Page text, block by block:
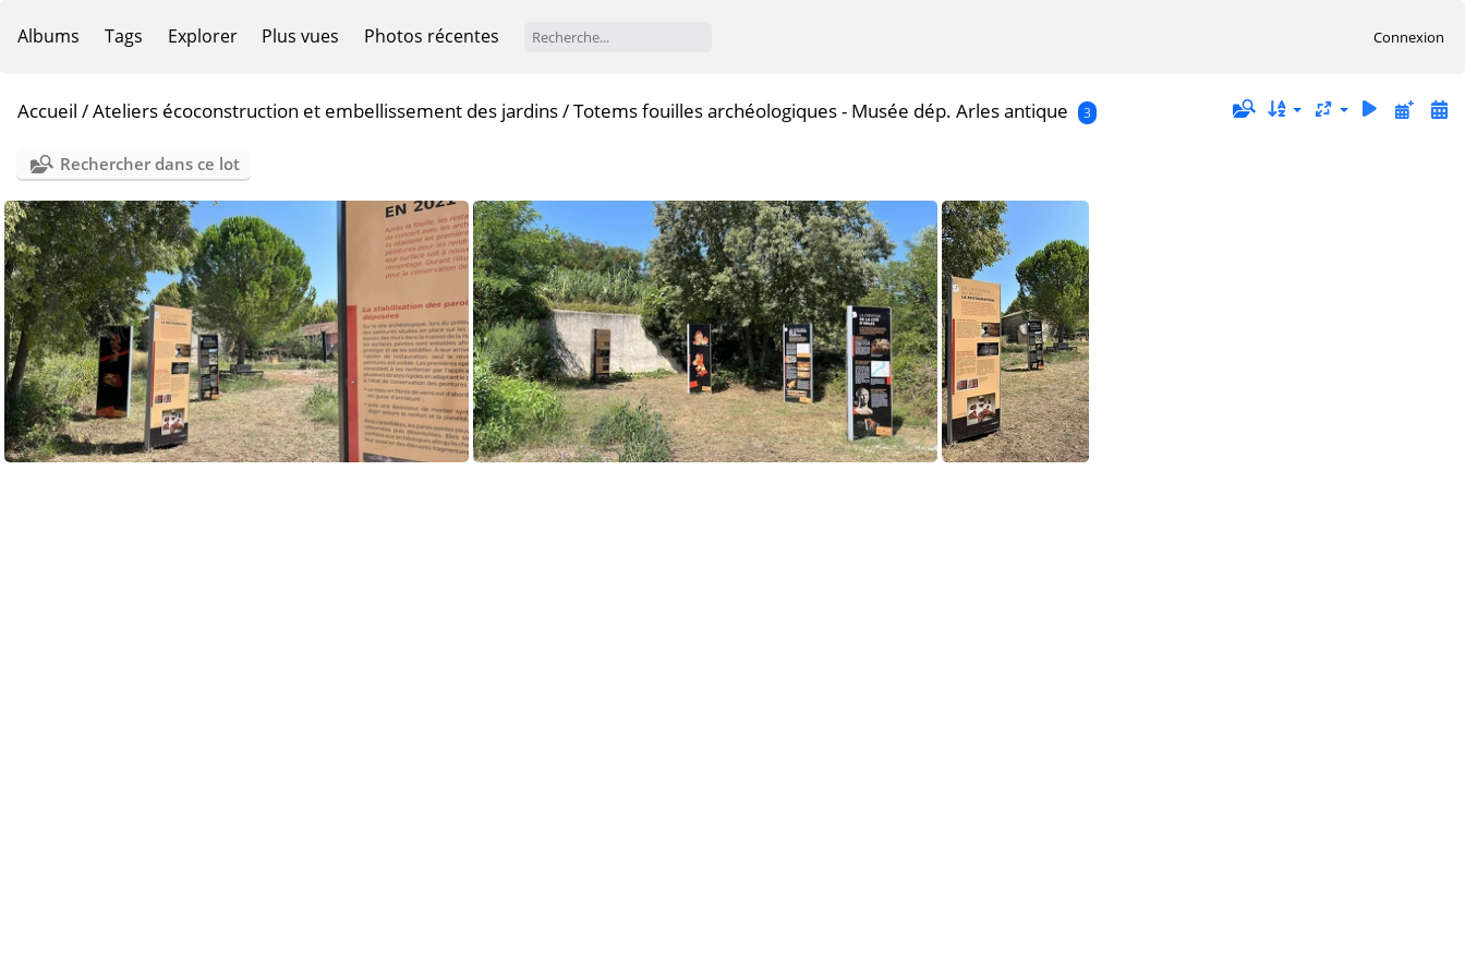
Albums Tags Explorer Plus vues Photos récentes Connexion
Accueil /Ateliers écoconstruction et embellissement des jardins/Totems fouilles archéologiques - Musée dép. Arles antique 3
Rechercher dans ce lot